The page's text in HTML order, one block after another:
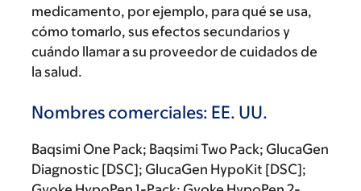
medicamento, por ejemplo, para qué se usa,
cómo tomarlo, sus efectos secundarios y
cuándo llamar a su proveedor de cuidados de
la salud.
Nombres comerciales: EE. UU.
Baqsimi One Pack; Baqsimi Two Pack; GlucaGen
Diagnostic [DSC]; GlucaGen HypoKit [DSC];